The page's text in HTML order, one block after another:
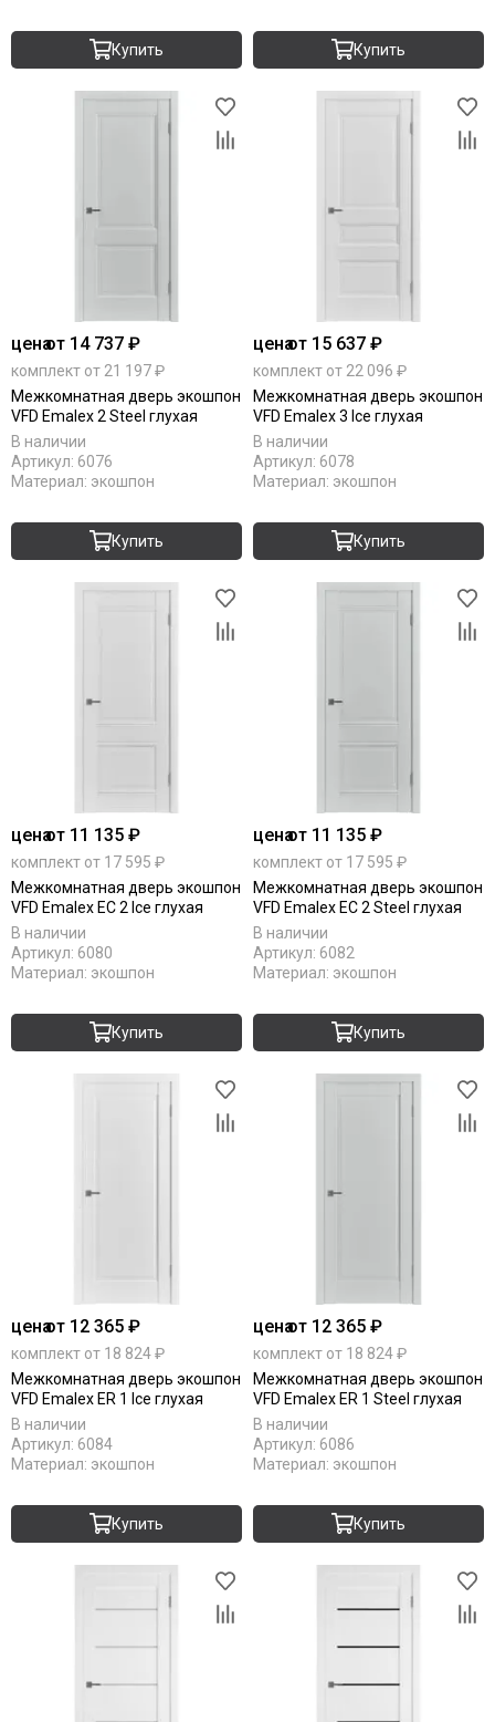
Купить Купить
ценаот 14 737 ₽
комплект от 21 197 ₽
Межкомнатная дверь экошпон
VFD Emalex 2 Steel глухая
В наличии
Артикул: 6076
Материал: экошпон
Купить
ценаот 15 637 ₽
комплект от 22 096 ₽
Межкомнатная дверь экошпон
VFD Emalex 3 Ice глухая
В наличии
Артикул: 6078
Материал: экошпон
Купить
ценаот 11 135 ₽
комплект от 17 595 ₽
Межкомнатная дверь экошпон
VFD Emalex EC 2 Ice глухая
В наличии
Артикул: 6080
Материал: экошпон
Купить
ценаот 11 135 ₽
комплект от 17 595 ₽
Межкомнатная дверь экошпон
VFD Emalex EC 2 Steel глухая
В наличии
Артикул: 6082
Материал: экошпон
Купить
ценаот 12 365 ₽
комплект от 18 824 ₽
Межкомнатная дверь экошпон
VFD Emalex ER 1 Ice глухая
В наличии
Артикул: 6084
Материал: экошпон
Купить
ценаот 12 365 ₽
комплект от 18 824 ₽
Межкомнатная дверь экошпон
VFD Emalex ER 1 Steel глухая
В наличии
Артикул: 6086
Материал: экошпон
Купить